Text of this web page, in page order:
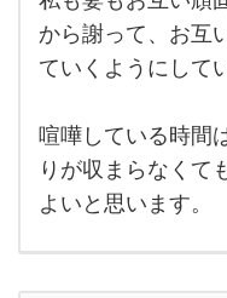
私も
なか
なか
その
に
から謝って、お互
ていくようにして
喧嘩している時間
りが収まらなくて
よいと思います。